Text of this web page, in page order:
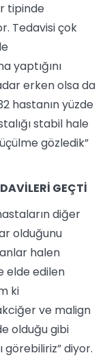
tipinde
Tedavisi çok
yaptığını
erken olsa da
hastanın yüzde
stabil hale
gözledik”
GEÇTİ
diğer
olduğunu
halen
elde edilen
ki
ve malign
olduğu gibi
görebiliriz” diyor.